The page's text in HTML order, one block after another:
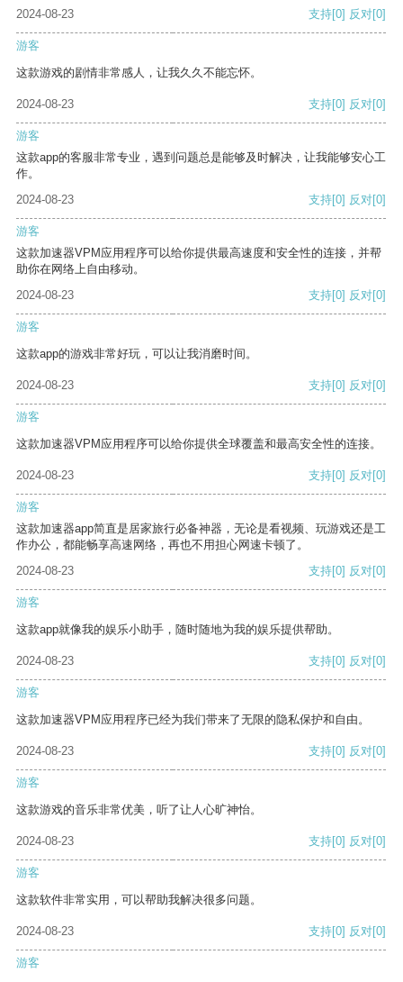
2024-08-23
支持[0] 反对[0]
游客
这款游戏的剧情非常感人，让我久久不能忘怀。
2024-08-23 支持[0] 反对[0]
游客
这款app的客服非常专业，遇到问题总是能够及时解决，让我能够安心工
作。
2024-08-23
支持[0] 反对[0]
游客
这款加速器VPM应用程序可以给你提供最高速度和安全性的连接，并帮
助你在网络上自由移动。
2024-08-23
支持[0] 反对[0]
游客
这款app的游戏非常好玩，可以让我消磨时间。
2024-08-23 支持[0] 反对[0]
游客
这款加速器VPM应用程序可以给你提供全球覆盖和最高安全性的连接。
2024-08-23 支持[0] 反对[0]
游客
这款加速器app简直是居家旅行必备神器，无论是看视频、玩游戏还是工
作办公，都能畅享高速网络，再也不用担心网速卡顿了。
2024-08-23
支持[0] 反对[0]
游客
这款app就像我的娱乐小助手，随时随地为我的娱乐提供帮助。
2024-08-23 支持[0] 反对[0]
游客
这款加速器VPM应用程序已经为我们带来了无限的隐私保护和自由。
2024-08-23 支持[0] 反对[0]
游客
这款游戏的音乐非常优美，听了让人心旷神怡。
2024-08-23 支持[0] 反对[0]
游客
这款软件非常实用，可以帮助我解决很多问题。
2024-08-23 支持[0] 反对[0]
游客